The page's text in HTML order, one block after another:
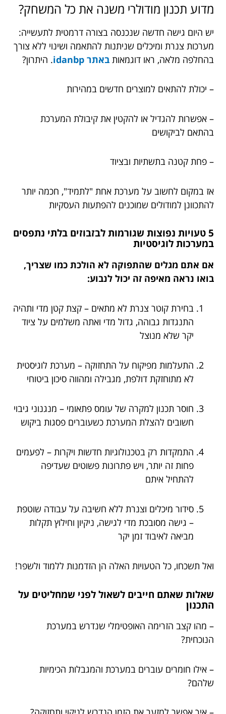
מדוע תכנון מודולרי משנה את כל המשחק?
יש היום גישה חדשה שנכנסה בצורה דרמטית לתעשייה:
מערכות צנרת ומיכלים שניתנות להתאמה ושינוי ללא צורך
בהחלפה מלאה, ראו דוגמאות באתר idanbp . היתרון?
– יכולת להתאים למוצרים חדשים במהירות
– אפשרות להגדיל או להקטין את קיבולת המערכת
בהתאם לביקושים
– פחת קטנה בתשתיות ובציוד
אז במקום לחשוב על מערכת אחת "לתמיד", חכמה יותר
להתכוונן למודולים שמוכנים להפתעות העסקיות
5 טעויות נפוצות שגורמות לבזבוזים בלתי נתפסים
במערכות לוגיסטיות
אם אתם מגלים שהתפוקה לא הולכת כמו שצריך,
בואו נראה מאיפה זה יכול לנבוע:
בחירת קוטר צנרת לא מתאים – קצת קטן מדי ותהיה
התנגדות גבוהה, גדול מדי ואתה משלמים על ציוד
יקר שלא מנוצל
התעלמות מפיקוח על התחזוקה – מערכת לוגיסטית
לא מתוחזקת דולפת, מגבילה ומהווה סיכון ביטוחי
חוסר תכנון למקרה של עומס פתאומי – מנגנוני גיבוי
חשובים להצלת המערכת כשעוברים פסגות ביקוש
התמקדות רק בטכנולוגיות חדשות ויקרות – לפעמים
פחות זה יותר, ויש פתרונות פשוטים שעדיפה
להתחיל איתם
סידור מיכלים וצנרת ללא חשיבה על עבודה שוטפת
– גישה מסובכת מדי לגישה, ניקיון וחילוץ תקלות
מביאה לאיבוד זמן יקר
ואל תשכחו, כל הטעויות האלה הן הזדמנות ללמוד ולשפר!
שאלות שאתם חייבים לשאול לפני שמחליטים על
התכנון
– מהו קצב הזרימה האופטימלי שנדרש במערכת
הנוכחית?
– אילו חומרים עוברים במערכת והמגבלות הכימיות
שלהם?